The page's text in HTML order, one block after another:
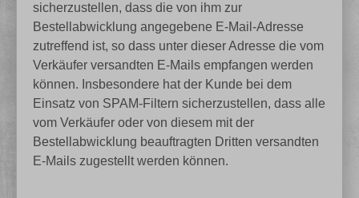
sicherzustellen, dass die von ihm zur
Bestellabwicklung angegebene E-Mail-Adresse
zutreffend ist, so dass unter dieser Adresse die vom
Verkäufer versandten E-Mails empfangen werden
können. Insbesondere hat der Kunde bei dem
Einsatz von SPAM-Filtern sicherzustellen, dass alle
vom Verkäufer oder von diesem mit der
Bestellabwicklung beauftragten Dritten versandten
E-Mails zugestellt werden können.